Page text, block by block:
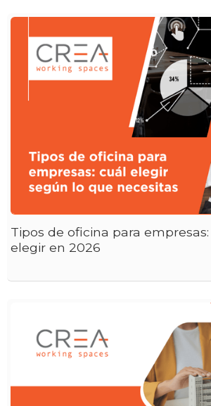
Tipos de oficina para
elegir en 2026